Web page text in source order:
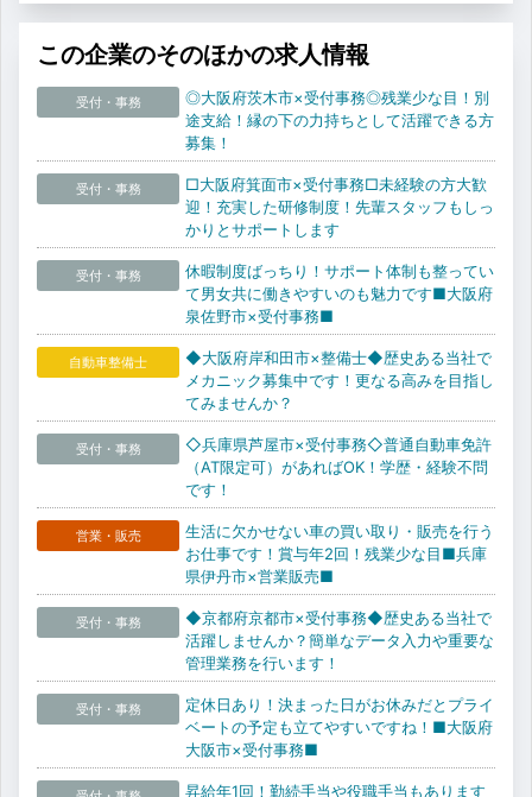
この企業のそのほかの求人情報
受付・事務
◎大阪府茨木市×受付事務◎残業少な目！別
途支給！縁の下の力持ちとして活躍できる方
募集！
受付・事務
□大阪府箕面市×受付事務□未経験の方大歓
迎！充実した研修制度！先輩スタッフもしっ
かりとサポートします
受付・事務
休暇制度ばっちり！サポート体制も整ってい
て男女共に働きやすいのも魅力です■大阪府
泉佐野市×受付事務■
自動車整備士
◆大阪府岸和田市×整備士◆歴史ある当社で
メカニック募集中です！更なる高みを目指し
てみませんか？
受付・事務
◇兵庫県芦屋市×受付事務◇普通自動車免許
（AT限定可）があればOK！学歴・経験不問
です！
営業・販売
生活に欠かせない車の買い取り・販売を行う
お仕事です！賞与年2回！残業少な目■兵庫
県伊丹市×営業販売■
受付・事務
◆京都府京都市×受付事務◆歴史ある当社で
活躍しませんか？簡単なデータ入力や重要な
管理業務を行います！
受付・事務
定休日あり！決まった日がお休みだとプライ
ベートの予定も立てやすいですね！■大阪府
大阪市×受付事務■
昇給年1回！勤続手当や役職手当もあります